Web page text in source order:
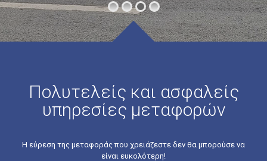
Πολυτελείς και ασφαλείς
υπηρεσίες μεταφορών
Η εύρεση της μεταφοράς που χρειάζεστε δεν θα μπορούσε να
είναι ευκολότερη!